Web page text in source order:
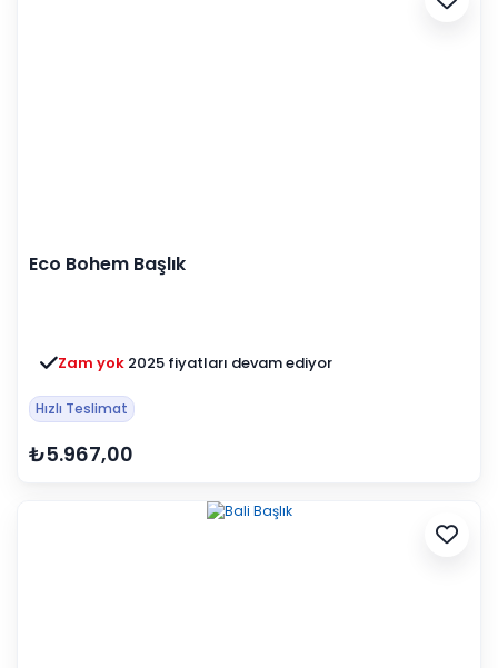
Eco Bohem Başlık
Zam yok 2025 fiyatları devam ediyor
Hızlı Teslimat
₺5.967,00